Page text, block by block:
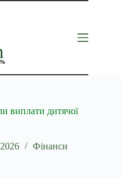
виплати дитячої
Фінанси